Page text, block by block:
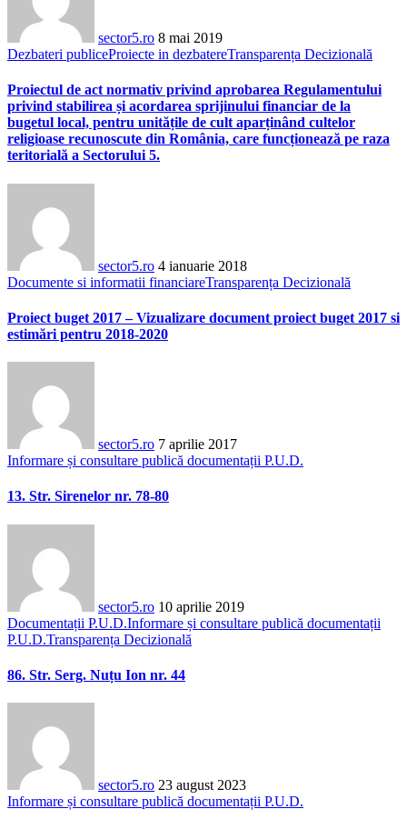
sector5.ro 8 mai 2019
Dezbateri publiceProiecte in dezbatereTransparența Decizională
Proiectul de act normativ privind aprobarea Regulamentului
privind stabilirea și acordarea sprijinului financiar de la
bugetul local, pentru unitățile de cult aparținând cultelor
religioase recunoscute din România, care funcționează pe raza
teritorială a Sectorului 5.
sector5.ro 4 ianuarie 2018
Documente si informatii financiareTransparența Decizională
Proiect buget 2017 – Vizualizare document proiect buget 2017 si
estimări pentru 2018-2020
sector5.ro 7 aprilie 2017
Informare și consultare publică documentații P.U.D.
13. Str. Sirenelor nr. 78-80
sector5.ro 10 aprilie 2019
Documentații P.U.D.Informare și consultare publică documentații
P.U.D.Transparența Decizională
86. Str. Serg. Nuțu Ion nr. 44
sector5.ro 23 august 2023
Informare și consultare publică documentații P.U.D.